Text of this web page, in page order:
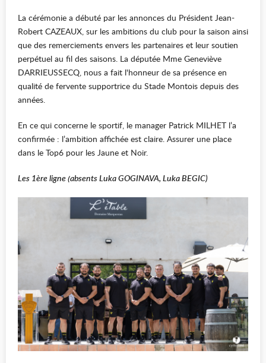
La cérémonie a débuté par les annonces du Président Jean-
Robert CAZEAUX, sur les ambitions du club pour la saison ainsi
que des remerciements envers les partenaires et leur soutien
perpétuel au fil des saisons. La députée Mme Geneviève
DARRIEUSSECQ, nous a fait l'honneur de sa présence en
qualité de fervente supportrice du Stade Montois depuis des
années.
En ce qui concerne le sportif, le manager Patrick MILHET l’a
confirmée : l’ambition affichée est claire. Assurer une place
dans le Top6 pour les Jaune et Noir.
Les 1ère ligne (absents Luka GOGINAVA, Luka BEGIC)